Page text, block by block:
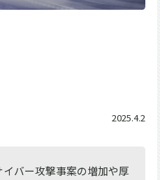
2025.4.2
バー攻撃事案の増加や厚